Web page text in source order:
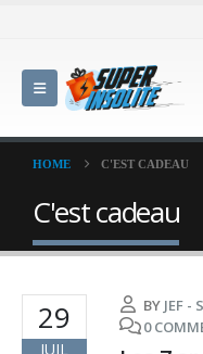
HOME C'EST CADEAU
C'est cadeau
29
JUIL
BY JEF -
0